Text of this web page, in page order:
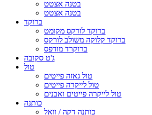
בטנה אצטט
בטנה אצטט
ברוקד
ברוקד לורקס מקומט
ברוקד קלוקה משולב לורקס
ברוקרד מודפס
ג'ט סקובה
טול
טול גאזה פייטים
טול לייקרה פייטים
טול לייקרה פייטים ואבנים
כותנה
כותנה דקה / וואל